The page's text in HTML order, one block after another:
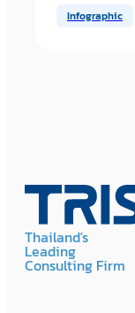
Infographic
Thailand's
Leading
Consulting Firm